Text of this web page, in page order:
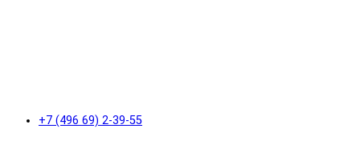
+7 (496 69) 2-39-55